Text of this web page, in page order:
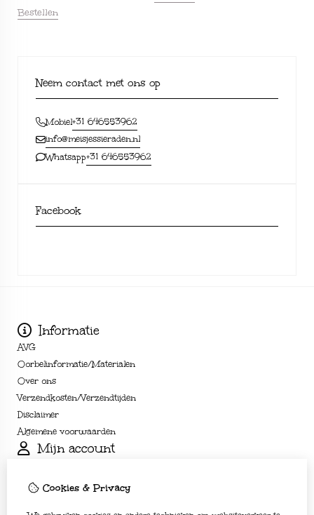
Bestellen
Neem contact met ons op
Mobiel+31 646553962
info@meisjessieraden.nl
Whatsapp+31 646553962
Facebook
Informatie
AVG
Oorbelinformatie/Materialen
Over ons
Verzendkosten/Verzendtijden
Disclaimer
Algemene voorwaarden
Mijn account
Bestelhistorie
Cookies & Privacy